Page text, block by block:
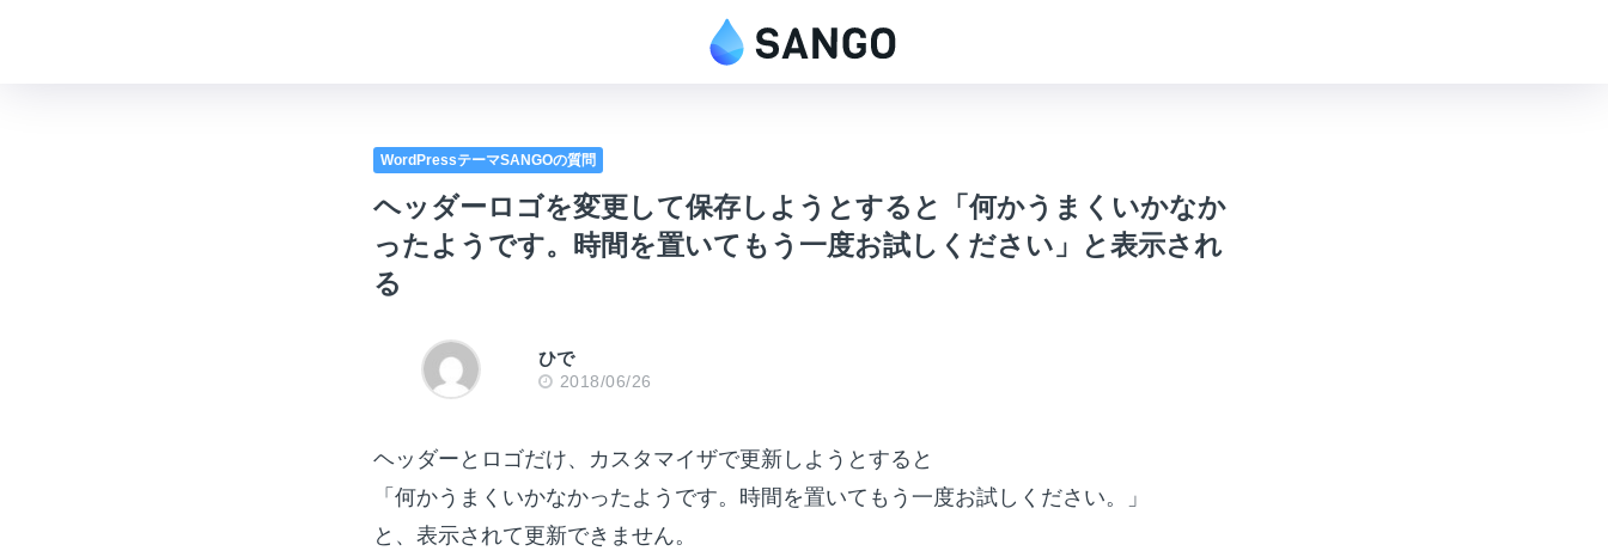
WordPressテーマSANGOの質問
ヘッダーロゴを変更して保存しようとすると「何かうまくいかなか
ったようです。時間を置いてもう一度お試しください」と表示され
る
ひで
2018/06/26
ヘッダーとロゴだけ、カスタマイザで更新しようとすると
「何かうまくいかなかったようです。時間を置いてもう一度お試しください。」
と、表示されて更新できません。